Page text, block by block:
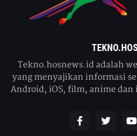
Tekno.hosnews.id adalah
yang menyajikan informasi
Android, iOS, film, anime